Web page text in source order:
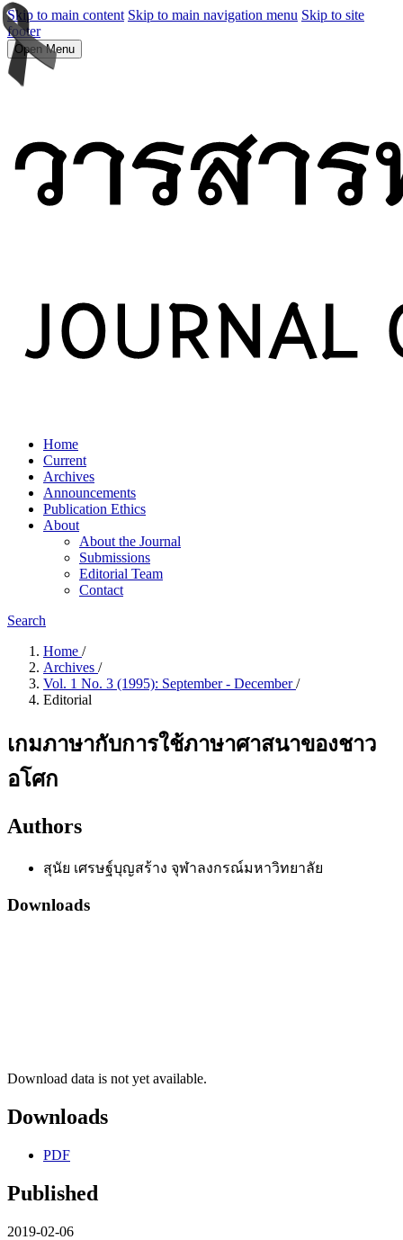
Skip to main content Skip to main navigation menu Skip to site
footer
Open Menu
Home
Current
Archives
Announcements
Publication Ethics
About
About the Journal
Submissions
Editorial Team
Contact
Search
Home /
Archives /
Vol. 1 No. 3 (1995): September - December/
Editorial
เกมภาษากับการใช้ภาษาศาสนาของชาว
อโศก
Authors
สุนัย เศรษฐ์บุญสร้าง จุฬาลงกรณ์มหาวิทยาลัย
Downloads
Download data is not yet available.
Downloads
PDF
Published
2019-02-06